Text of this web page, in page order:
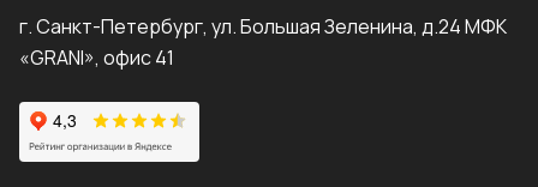
г. Санкт-Петербург, ул. Большая Зеленина, д.24 МФК
«GRANI», офис 41